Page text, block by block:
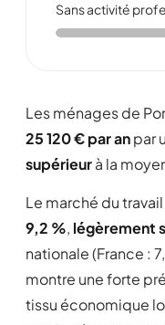
Sans activité
Les ménages de
25 120 € par anpar
supérieurà la
Le marché du
9,2 %, légèrement
nationale (France :
montre une forte
tissu économique